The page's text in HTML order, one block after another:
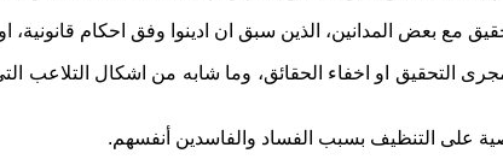
بعض المدانين، الذين سبق ان ادينوا وفق احكام قانونية،
التحقيق او اخفاء الحقائق، وما شابه من اشكال التلاعب
على التنظيف بسبب الفساد والفاسدين أنفسهم.